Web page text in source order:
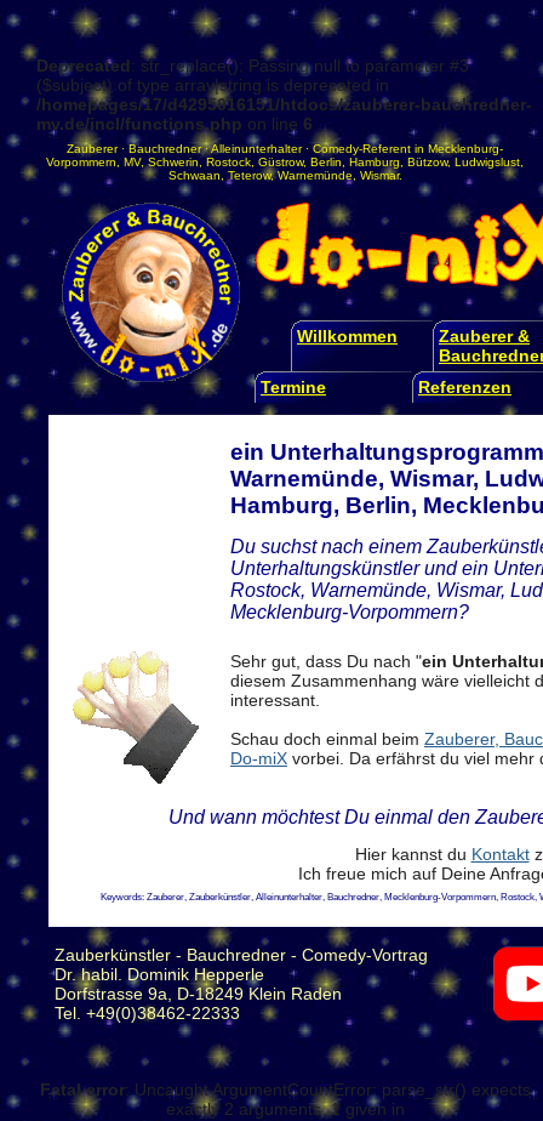
Deprecated: str_replace(): Passing null to parameter #3
($subject) of type array|string is deprecated in
/homepages/17/d4295016151/htdocs/zauberer-bauchredner-
mv.de/incl/functions.php on line 6
Zauberer·Bauchredner·Alleinunterhalter· Comedy-Referent in Mecklenburg-
Vorpommern
MV, Schwerin Rostock Güstrow, Berlin Hamburg Bützow, Ludwigslust
Schwaan ,Teterow,Warnemünde Wismar.
Willkommen
Zauberer &
Termine
Referenzen
ein
Warnemünde, Wismar,
Hamburg, Berlin,
Du suchst nach einem
Unterhaltungskünstler und ein
Rostock, Warnemünde, Wismar,
Mecklenburg-Vorpommern?
Sehr gut, dass Du nach "ein
diesem Zusammenhang wäre vielleicht
interessant.
Schau doch einmal beim Zauberer,
Do-miX vorbei. Da erfährst du viel mehr
Und wann möchtest Du einmal den
Hier kannst du Kontakt
Ich freue mich auf Deine
Keywords: Zauberer, Zauberkünstler, Alleinunterhalter, Bauchredner, Mecklenburg-Vorpommern,
Zauberkünstler - Bauchredner - Comedy-Vortrag
Dr. habil. Dominik Hepperle
Dorfstrasse 9a, D-18249 Klein Raden
Tel. +49(0)38462-22333
Fatal error: Uncaught ArgumentCountError: parse_str() expects
exactly 2 arguments, 1 given in